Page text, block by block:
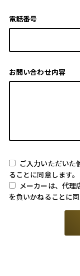
電話番号
お問い合わせ内容
ご入力いただいた
ることに同意します。
メーカーは、代理
を負いかねることに同